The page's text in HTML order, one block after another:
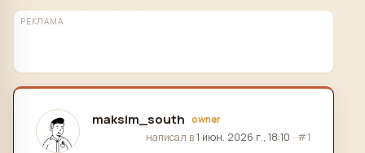
РЕКЛАМА
maksim_south owner
отредактировано
написал в1 июн. 2026 г., 18:10 · #1